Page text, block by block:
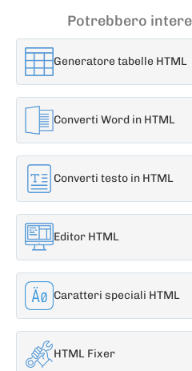
Potrebbero
Generatore tabelle HTML
Converti Word in HTML
Converti testo in HTML
Editor HTML
Caratteri speciali HTML
HTML Fixer